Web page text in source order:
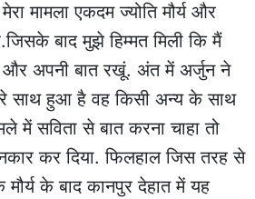
मामला एकदम ज्योति मौर्य और
बाद मुझे हिम्मत मिली कि मैं
अपनी बात रखूं. अंत में अर्जुन ने
साथ हुआ है वह किसी अन्य के साथ
में सविता से बात करना चाहा तो
कर दिया. फिलहाल जिस तरह से
के बाद कानपुर देहात में यह